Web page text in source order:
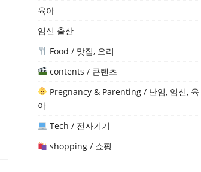
육아
임신 출산
Food / 맛집, 요리
contents / 콘텐츠
Pregnancy & Parenting / 난임, 임신, 육
아
Tech / 전자기기
shopping / 쇼핑